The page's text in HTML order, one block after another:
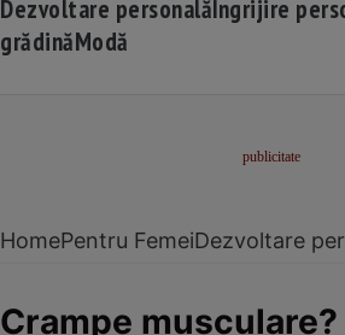
Dezvoltare personalăÎngrijire
grădinăModă
HomePentru FemeiDezvoltare
Crampe